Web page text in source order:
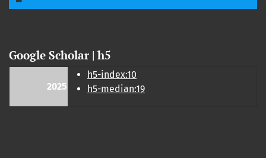
Google Scholar | h5
2025
h5-index:10
h5-median:19